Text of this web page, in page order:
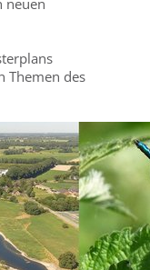
neuen
Themen des